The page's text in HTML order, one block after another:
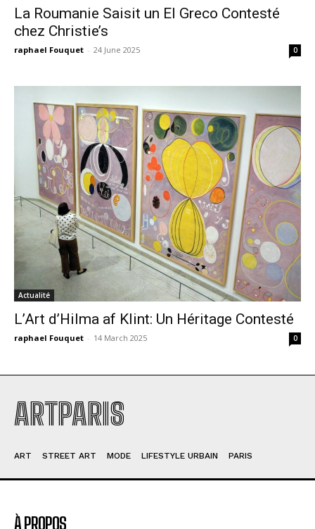
La Roumanie Saisit un El Greco Contesté
chez Christie’s
raphael Fouquet - 24 June 2025 0
Actualité
L’Art d’Hilma af Klint: Un Héritage Contesté
raphael Fouquet - 14 March 2025 0
ARTPARIS
ART STREET ART MODE LIFESTYLE URBAIN PARIS
À PROPOS